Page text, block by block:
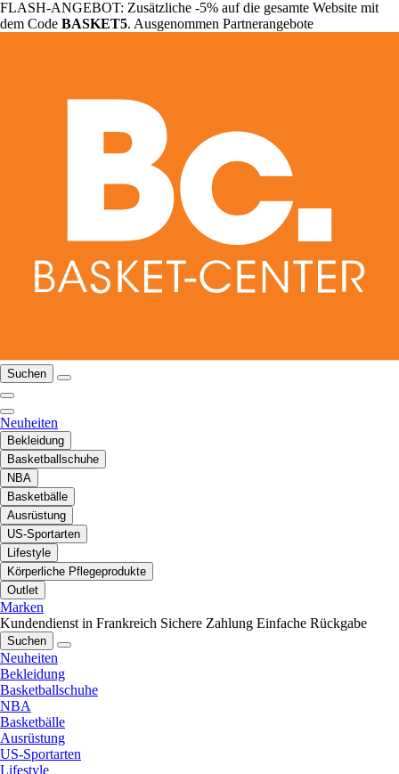
FLASH-ANGEBOT: Zusätzliche -5% auf die gesamte Website mit
dem Code BASKET5. Ausgenommen Partnerangebote
Suchen
Neuheiten
Bekleidung
Basketballschuhe
NBA
Basketbälle
Ausrüstung
US-Sportarten
Lifestyle
Körperliche Pflegeprodukte
Outlet
Marken
Kundendienst in Frankreich Sichere Zahlung Einfache Rückgabe
Suchen
Neuheiten
Bekleidung
Basketballschuhe
NBA
Basketbälle
Ausrüstung
US-Sportarten
Lifestyle